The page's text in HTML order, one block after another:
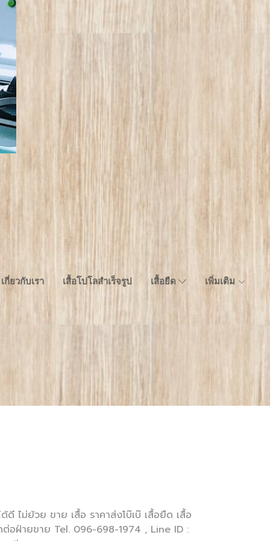
เกี่ยวกับเรา เสื้อโปโลสำเร็จรูป เสื้อยืด เพิ่มเติม
ดี ไม่ย้วย ขาย เสื้อ ราคาส่งโบ๊เบ๊ เสื้อยืด เสื้อ
อฝ่ายขาย Tel. 096-698-1974 , Line ID :